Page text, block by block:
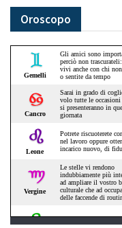
Oroscopo